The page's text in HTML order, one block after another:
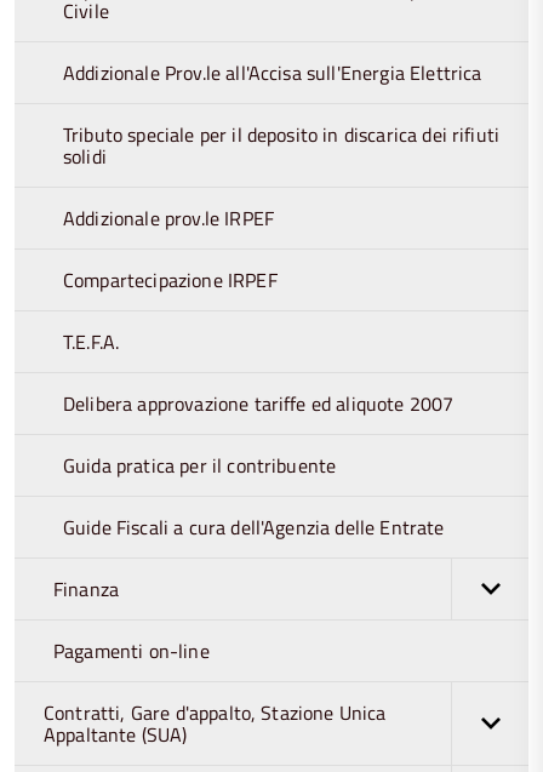
Civile
Addizionale Prov.le all'Accisa sull'Energia Elettrica
Tributo speciale per il deposito in discarica dei rifiuti
solidi
Addizionale prov.le IRPEF
Compartecipazione IRPEF
T.E.F.A.
Delibera approvazione tariffe ed aliquote 2007
Guida pratica per il contribuente
Guide Fiscali a cura dell'Agenzia delle Entrate
Finanza
Pagamenti on-line
Contratti, Gare d'appalto, Stazione Unica
Appaltante (SUA)